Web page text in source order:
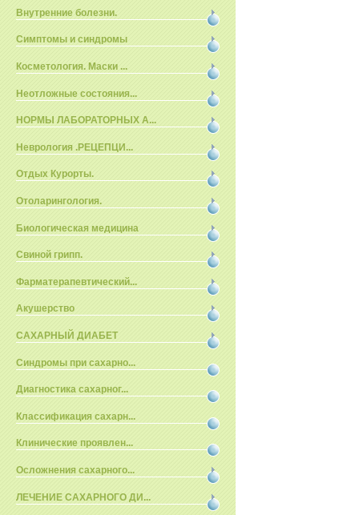
Внутренние болезни.
Симптомы и синдромы
Косметология. Маски ...
Неотложные состояния...
НОРМЫ ЛАБОРАТОРНЫХ А...
Неврология .РЕЦЕПЦИ...
Отдых Курорты.
Отоларингология.
Биологическая медицина
Свиной грипп.
Фарматерапевтический...
Акушерство
САХАРНЫЙ ДИАБЕТ
Синдромы при сахарно...
Диагностика сахарног...
Классификация сахарн...
Клинические проявлен...
Осложнения сахарного...
ЛЕЧЕНИЕ САХАРНОГО ДИ...